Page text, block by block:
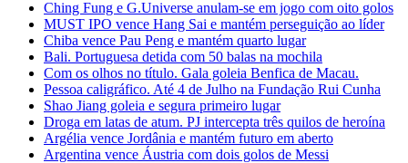
Ching Fung e G.Universe anulam-se em jogo com oito golos
MUST IPO vence Hang Sai e mantém perseguição ao líder
Chiba vence Pau Peng e mantém quarto lugar
Bali. Portuguesa detida com 50 balas na mochila
Com os olhos no título. Gala goleia Benfica de Macau.
Pessoa caligráfico. Até 4 de Julho na Fundação Rui Cunha
Shao Jiang goleia e segura primeiro lugar
Droga em latas de atum. PJ intercepta três quilos de heroína
Argélia vence Jordânia e mantém futuro em aberto
Argentina vence Áustria com dois golos de Messi